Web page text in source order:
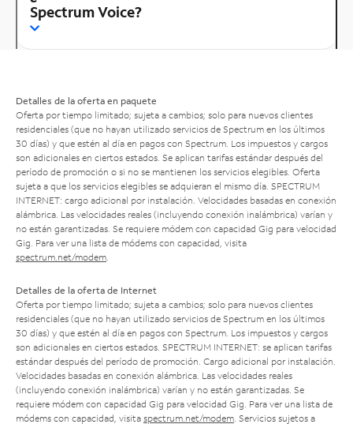
Spectrum Voice?
Detalles de la oferta en paquete
Oferta por tiempo limitado; sujeta a cambios; solo para nuevos clientes
residenciales (que no hayan utilizado servicios de Spectrum en los últimos
30 días) y que estén al día en pagos con Spectrum. Los impuestos y cargos
son adicionales en ciertos estados. Se aplican tarifas estándar después del
período de promoción o si no se mantienen los servicios elegibles. Oferta
sujeta a que los servicios elegibles se adquieran el mismo día. SPECTRUM
INTERNET: cargo adicional por instalación. Velocidades basadas en conexión
alámbrica. Las velocidades reales (incluyendo conexión inalámbrica) varían y
no están garantizadas. Se requiere módem con capacidad Gig para velocidad
Gig. Para ver una lista de módems con capacidad, visita
spectrum.net/modem
Detalles de la oferta de Internet
Oferta por tiempo limitado; sujeta a cambios; solo para nuevos clientes
residenciales (que no hayan utilizado servicios de Spectrum en los últimos
30 días) y que estén al día en pagos con Spectrum. Los impuestos y cargos
son adicionales en ciertos estados. SPECTRUM INTERNET: se aplican tarifas
estándar después del período de promoción. Cargo adicional por instalación.
Velocidades basadas en conexión alámbrica. Las velocidades reales
(incluyendo conexión inalámbrica) varían y no están garantizadas. Se
requiere módem con capacidad Gig para velocidad Gig. Para ver una lista de
módems con capacidad, visita spectrum.net/modem . Servicios sujetos a